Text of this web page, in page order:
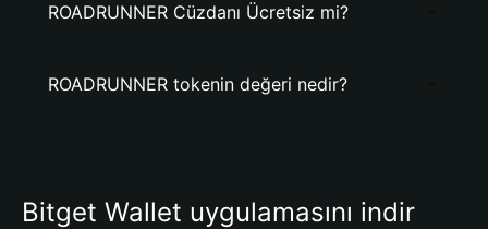
ROADRUNNER Cüzdanı Ücretsiz mi?
ROADRUNNER tokenin değeri nedir?
Bitget Wallet uygulamasını indir